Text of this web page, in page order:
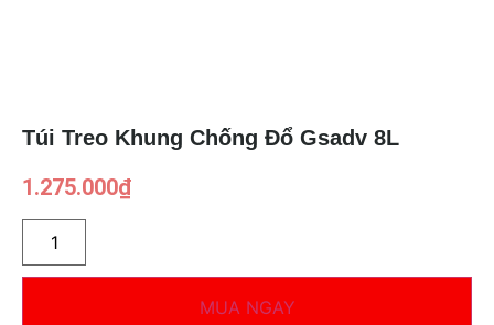
Túi Treo Khung Chống Đổ Gsadv 8L
1.275.000₫
MUA NGAY